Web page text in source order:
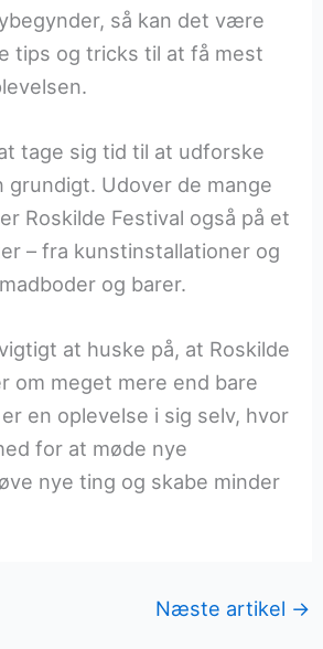
så kan det være
tips og tricks til at få mest
tage sig tid til at udforske
grundigt. Udover de mange
Roskilde Festival også på et
– fra kunstinstallationer og
og barer.
at huske på, at Roskilde
om meget mere end bare
en oplevelse i sig selv, hvor
for at møde nye
nye ting og skabe minder
Næste artikel →